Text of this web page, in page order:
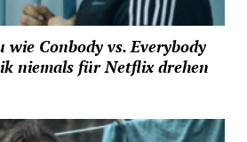
wie Conbody vs. Everybody
niemals für Netflix drehen